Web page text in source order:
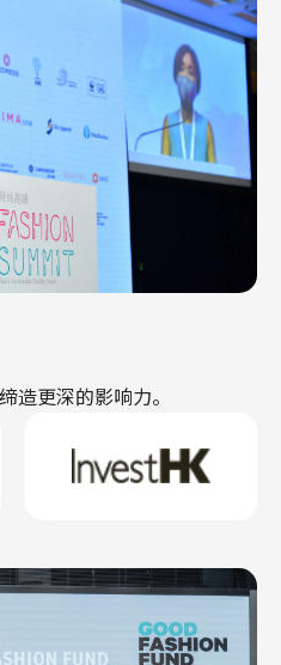
造更深的影响力。